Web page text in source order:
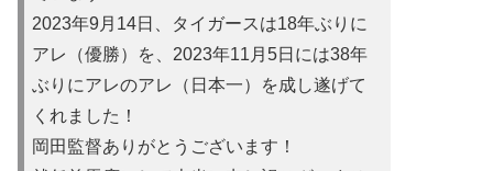
2023年9月14日、タイガースは18年ぶりに
アレ（優勝）を 、2023年11月5日には38年
ぶりにアレのアレ（日本一）を成し遂げて
くれました！
岡田監督ありがとうございます！